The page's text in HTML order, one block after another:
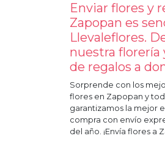
Enviar flores y
Zapopan es
Llevaleflores.
nuestra florería
de regalos a
Sorprende con los
flores en Zapopan y
garantizamos la mejor
compra con envío
del año. ¡Envía flores a